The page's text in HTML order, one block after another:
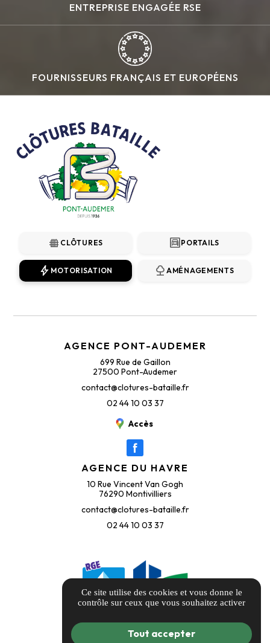
ENTREPRISE ENGAGÉE RSE
FOURNISSEURS FRANÇAIS ET EUROPÉENS
fence CLÔTURES garagePORTAILS
bolt MOTORISATION nature AMÉNAGEMENTS
AGENCE PONT-AUDEMER
699 Rue de Gaillon
27500 Pont-Audemer
contact@clotures-bataille.fr
02 44 10 03 37
Accès
AGENCE DU HAVRE
10 Rue Vincent Van Gogh
76290 Montivilliers
contact@clotures-bataille.fr
02 44 10 03 37
Ce site utilise des cookies et vous donne le
contrôle sur ceux que vous souhaitez activer
Tout accepter